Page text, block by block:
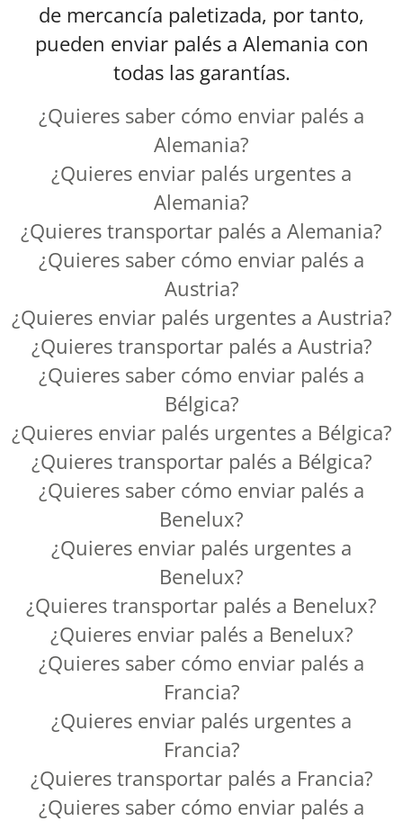
de mercancía paletizada, por tanto,
pueden enviar palés a Alemania con
todas las garantías.
¿Quieres saber cómo enviar palés a
Alemania?
¿Quieres enviar palés urgentes a
Alemania?
¿Quieres transportar palés a Alemania?
¿Quieres saber cómo enviar palés a
Austria?
¿Quieres enviar palés urgentes a Austria?
¿Quieres transportar palés a Austria?
¿Quieres saber cómo enviar palés a
Bélgica?
¿Quieres enviar palés urgentes a Bélgica?
¿Quieres transportar palés a Bélgica?
¿Quieres saber cómo enviar palés a
Benelux?
¿Quieres enviar palés urgentes a
Benelux?
¿Quieres transportar palés a Benelux?
¿Quieres enviar palés a Benelux?
¿Quieres saber cómo enviar palés a
Francia?
¿Quieres enviar palés urgentes a
Francia?
¿Quieres transportar palés a Francia?
¿Quieres saber cómo enviar palés a